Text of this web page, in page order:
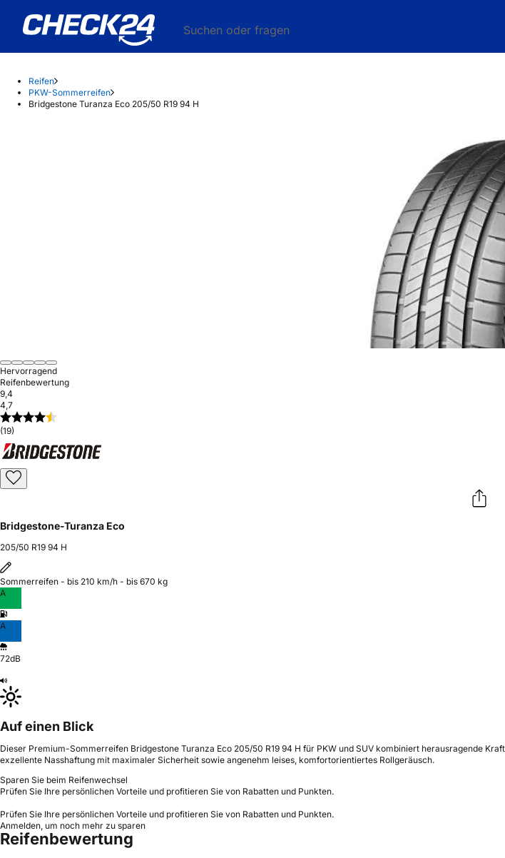
Suchen oder fragen
Reifen
PKW-Sommerreifen
Bridgestone Turanza Eco 205/50 R19 94 H
Hervorragend
Reifenbewertung
9,4
4,7
(19)
Bridgestone-Turanza Eco
205/50 R19 94 H
Sommerreifen - bis 210 km/h - bis 670 kg
A
A
72dB
Auf einen Blick
Dieser Premium-Sommerreifen Bridgestone Turanza Eco 205/50 R19 94 H für PKW und SUV kombiniert herausragende
exzellente Nasshaftung mit maximaler Sicherheit sowie angenehm leises, komfortorientiertes Rollgeräusch.
Sparen Sie beim Reifenwechsel
Prüfen Sie Ihre persönlichen Vorteile und profitieren Sie von Rabatten und Punkten.
Prüfen Sie Ihre persönlichen Vorteile und profitieren Sie von Rabatten und Punkten.
Anmelden, um noch mehr zu sparen
Reifenbewertung